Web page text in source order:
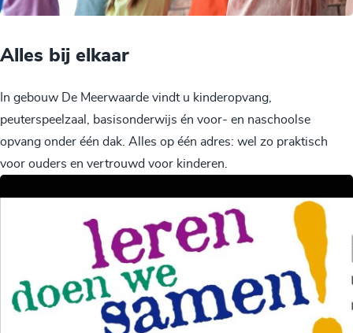
Alles bij elkaar
In gebouw De Meerwaarde vindt u kinderopvang,
peuterspeelzaal, basisonderwijs én voor- en naschoolse
opvang onder één dak. Alles op één adres: wel zo praktisch
voor ouders en vertrouwd voor kinderen.